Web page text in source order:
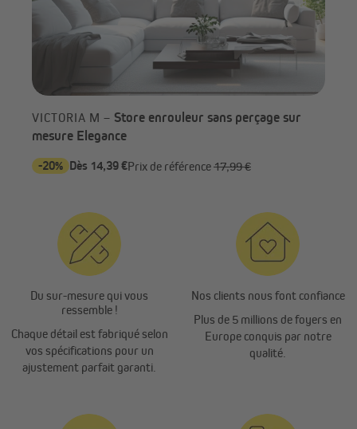
VICTORIA M – Store enrouleur sans perçage sur
mesure Elegance
-20% Dès 14,39 €Prix de référence17,99 €
Du sur-mesure qui vous
ressemble !
Chaque détail est fabriqué selon
vos spécifications pour un
ajustement parfait garanti.
Nos clients nous font confiance
Plus de 5 millions de foyers en
Europe conquis par notre
qualité.